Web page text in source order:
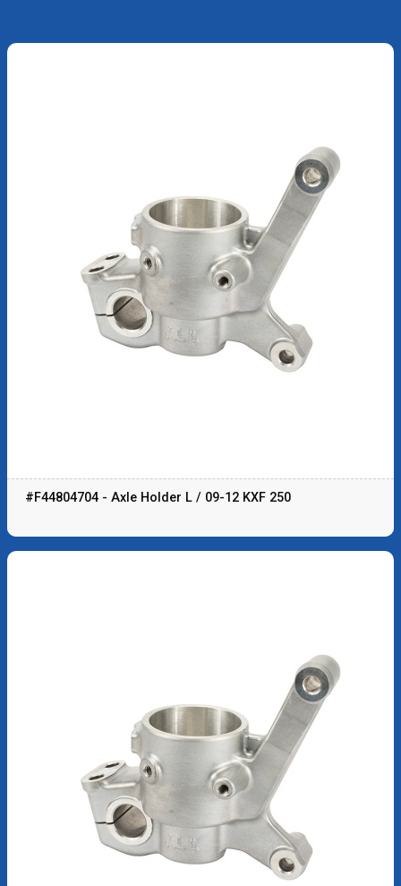
#F44804704 - Axle Holder L / 09-12 KXF 250